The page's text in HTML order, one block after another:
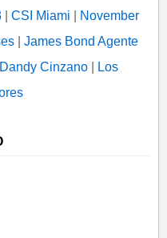
| CSI Miami
November
| James Bond Agente
Dandy Cinzano|
Los